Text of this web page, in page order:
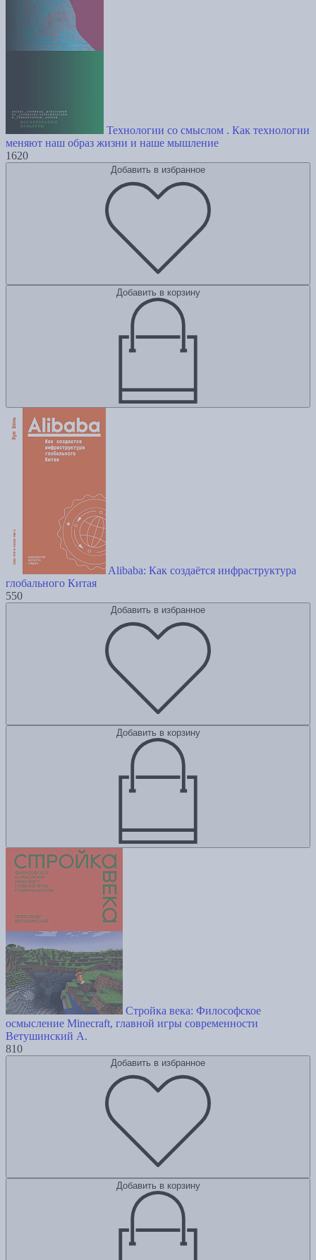
Технологии со смыслом . Как технологии
меняют наш образ жизни и наше мышление
1620
Добавить в избранное
Добавить в корзину
Alibaba: Как создаётся инфраструктура
глобального Китая
550
Добавить в избранное
Добавить в корзину
Стройка века: Философское
осмысление Minecraft, главной игры современности
Ветушинский А.
810
Добавить в избранное
Добавить в корзину